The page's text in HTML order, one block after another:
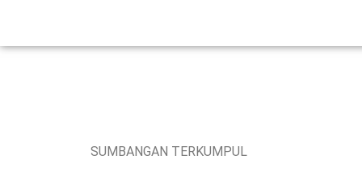
SUMBANGAN TERKUMPUL